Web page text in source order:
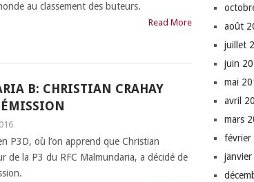
au classement des buteurs.
Read More
B: CHRISTIAN CRAHAY
P3D, où l’on apprend que Christian
de la P3 du RFC Malmundaria, a décidé de
août
juillet
juin
mai
avril
mars
février